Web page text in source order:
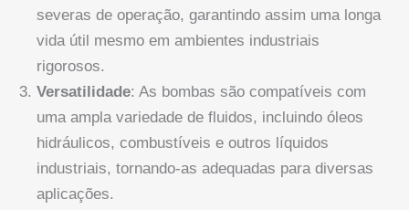
severas de operação, garantindo assim uma longa
vida útil mesmo em ambientes industriais
rigorosos.
Versatilidade: As bombas são compatíveis com
uma ampla variedade de fluidos, incluindo óleos
hidráulicos, combustíveis e outros líquidos
industriais, tornando-as adequadas para diversas
aplicações.